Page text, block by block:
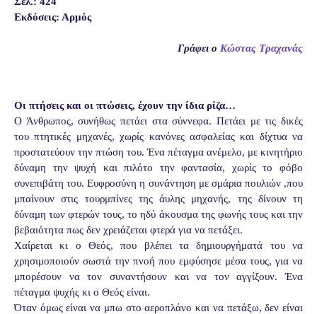
Εκδόσεις: Αρμός
Γράφει ο Κώστας Τραχανάς
Οι πτήσεις και οι πτώσεις, έχουν την ίδια ρίζα…
Ο Άνθρωπος, συνήθως πετάει στα σύννεφα. Πετάει με τις δικές
του πτητικές μηχανές, χωρίς κανόνες ασφαλείας και δίχτυα να
προστατεύουν την πτώση του. Ένα πέταγμα ανέμελο, με κινητήριο
δύναμη την ψυχή και πιλότο την φαντασία, χωρίς το φόβο
συνεπιβάτη του. Ευφροσύνη η συνάντηση με σμάρια πουλιών ,που
μπαίνουν στις τουρμπίνες της άυλης μηχανής, της δίνουν τη
δύναμη των φτερών τους, το ηδύ άκουσμα της φωνής τους και την
βεβαιότητα πως δεν χρειάζεται φτερά για να πετάξει.
Χαίρεται κι ο Θεός, που βλέπει τα δημιουργήματά του να
χρησιμοποιούν σωστά την πνοή που εμφύσησε μέσα τους, για να
μπορέσουν να τον συναντήσουν και να τον αγγίξουν. Ένα
πέταγμα ψυχής κι ο Θεός είναι.
Όταν όμως είναι να μπω στο αεροπλάνο και να πετάξω, δεν είναι